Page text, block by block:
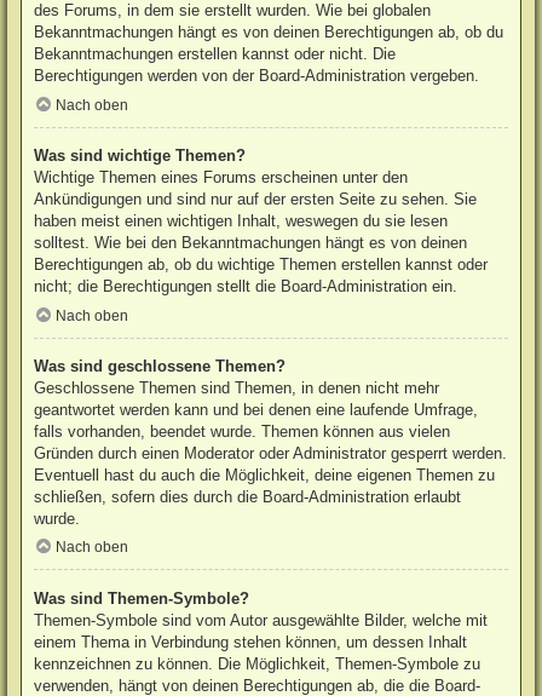
des Forums, in dem sie erstellt wurden. Wie bei globalen
Bekanntmachungen hängt es von deinen Berechtigungen ab, ob du
Bekanntmachungen erstellen kannst oder nicht. Die
Berechtigungen werden von der Board-Administration vergeben.
Nach oben
Was sind wichtige Themen?
Wichtige Themen eines Forums erscheinen unter den
Ankündigungen und sind nur auf der ersten Seite zu sehen. Sie
haben meist einen wichtigen Inhalt, weswegen du sie lesen
solltest. Wie bei den Bekanntmachungen hängt es von deinen
Berechtigungen ab, ob du wichtige Themen erstellen kannst oder
nicht; die Berechtigungen stellt die Board-Administration ein.
Nach oben
Was sind geschlossene Themen?
Geschlossene Themen sind Themen, in denen nicht mehr
geantwortet werden kann und bei denen eine laufende Umfrage,
falls vorhanden, beendet wurde. Themen können aus vielen
Gründen durch einen Moderator oder Administrator gesperrt werden.
Eventuell hast du auch die Möglichkeit, deine eigenen Themen zu
schließen, sofern dies durch die Board-Administration erlaubt
wurde.
Nach oben
Was sind Themen-Symbole?
Themen-Symbole sind vom Autor ausgewählte Bilder, welche mit
einem Thema in Verbindung stehen können, um dessen Inhalt
kennzeichnen zu können. Die Möglichkeit, Themen-Symbole zu
verwenden, hängt von deinen Berechtigungen ab, die die Board-